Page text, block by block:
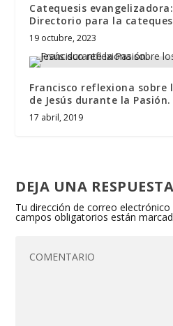
Catequesis
Directorio para la
19 octubre, 2023
Francisco reflexiona sobre
de Jesús durante la Pasión.
17 abril, 2019
DEJA UNA RESPUESTA
Tu dirección de correo electrónico
campos obligatorios están